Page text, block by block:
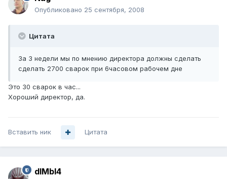
Опубликовано 25 сентября, 2008
Цитата
За 3 недели мы по мнению директора должны сделать
сделать 2700 сварок при 6часовом рабочем дне
Это 30 сварок в час...
Хороший директор, да.
Вставить ник Цитата
dIMbI4